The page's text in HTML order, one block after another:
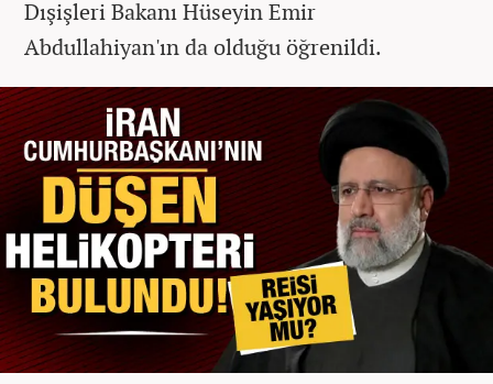
Dışişleri Bakanı Hüseyin Emir
Abdullahiyan'ın da olduğu öğrenildi.